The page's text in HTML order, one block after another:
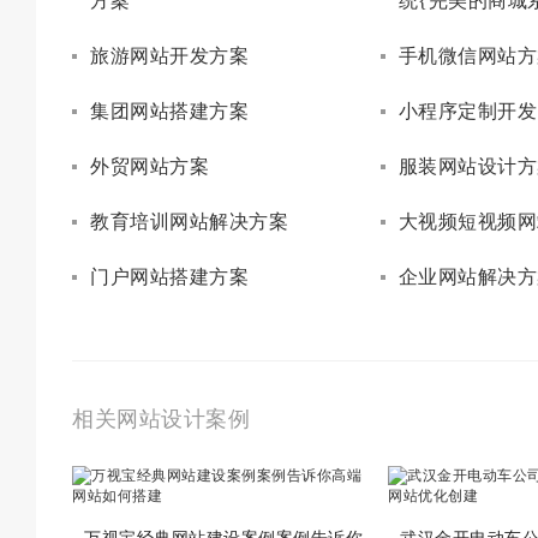
旅游网站开发方案 手机微信网站
集团网站搭建方案 小程序定制开发
外贸网站方案 服装网站设计
教育培训网站解决方案 大视频短视频
门户网站搭建方案 企业网站解决
相关网站设计案例